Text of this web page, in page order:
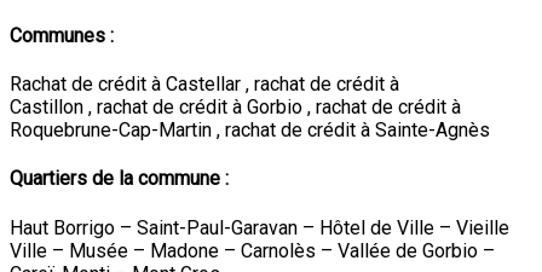
Communes :
Rachat de crédit à Castellar , rachat de crédit à
Castillon , rachat de crédit à Gorbio , rachat de crédit à
Roquebrune-Cap-Martin , rachat de crédit à Sainte-Agnès
Quartiers de la commune :
Haut Borrigo – Saint-Paul-Garavan – Hôtel de Ville – Vieille
Ville – Musée – Madone – Carnolès – Vallée de Gorbio –